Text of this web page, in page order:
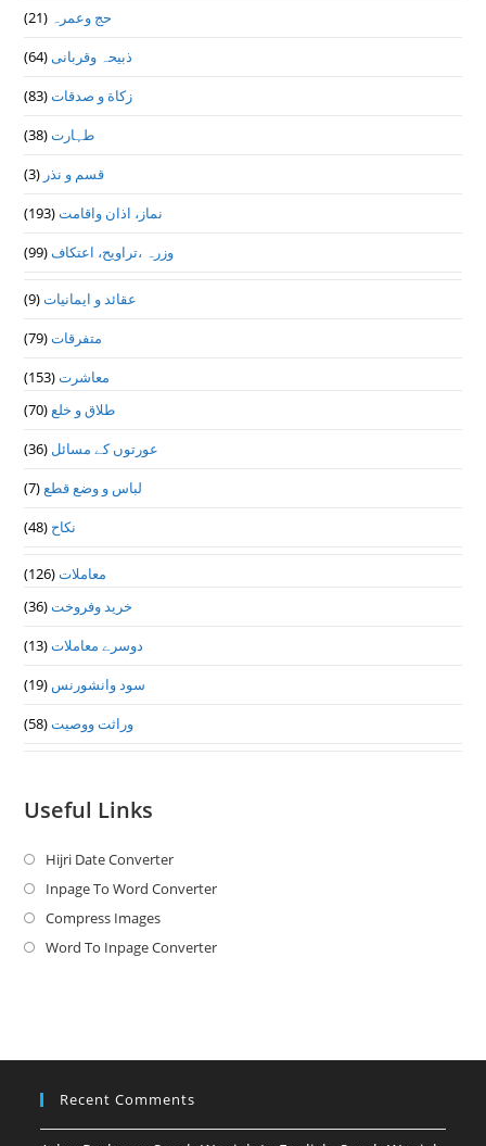
حج وعمرہ (21)
ذبیحہ وقربانی(64)
زکاة و صدقات(83)
طہارت(38)
قسم و نذر (3)
نماز، اذان واقامت(193)
وزرہ ،تراويح، اعتكاف(99)
عقائد و ایمانیات(9)
متفرقات(79)
معاشرت(153)
طلاق و خلع(70)
عورتوں کے مسائل (36)
لباس و وضع قطع(7)
نکاح (48)
معاملات(126)
خرید وفروخت(36)
دوسرے معاملات(13)
سود وانشورنس (19)
وراثت ووصيت(58)
Useful Links
Hijri Date ConverterOpens
in
new
Inpage To Word ConverterOpens
a
Compress ImagesOpens
in
Word To Inpage ConverterOpens
tab
Recent Comments